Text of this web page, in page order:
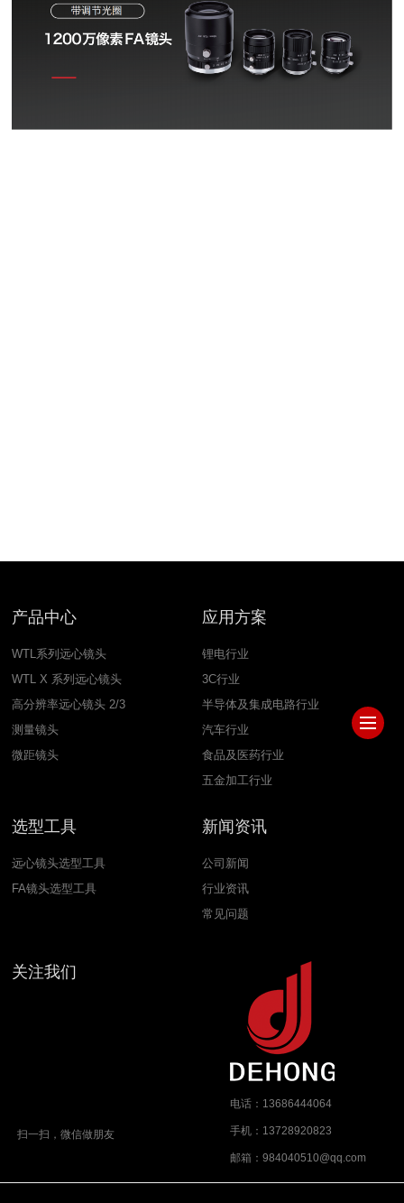
产品中心
WTL系列远心镜头
WTL X 系列远心镜头
高分辨率远心镜头 2/3
测量镜头
微距镜头
应用方案
锂电行业
3C行业
半导体及集成电路行业
汽车行业
食品及医药行业
五金加工行业
选型工具
远心镜头选型工具
FA镜头选型工具
新闻资讯
公司新闻
行业资讯
常见问题
关注我们
扫一扫，微信做朋友
电话：13686444064
手机：13728920823
邮箱：984040510@qq.com